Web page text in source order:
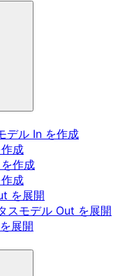
デル In を作成
成
作成
成
を展開
スモデル Out を展開
展開